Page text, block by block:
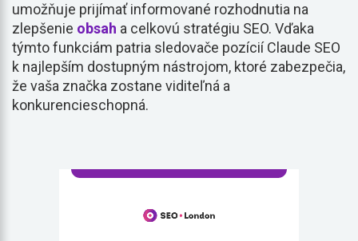
umožňuje prijímať informované rozhodnutia na
zlepšenie obsah a celkovú stratégiu SEO. Vďaka
týmto funkciám patria sledovače pozícií Claude SEO
k najlepším dostupným nástrojom, ktoré zabezpečia,
že vaša značka zostane viditeľná a
konkurencieschopná.